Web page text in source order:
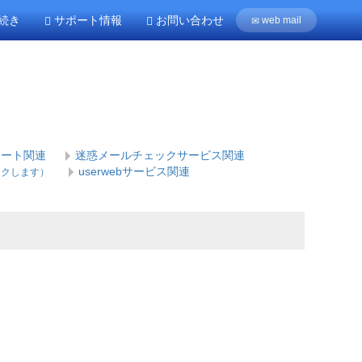
き サポート情報 お問い合わせ web mail
ト関連
迷惑メールチェックサービス関連
します）
userwebサービス関連